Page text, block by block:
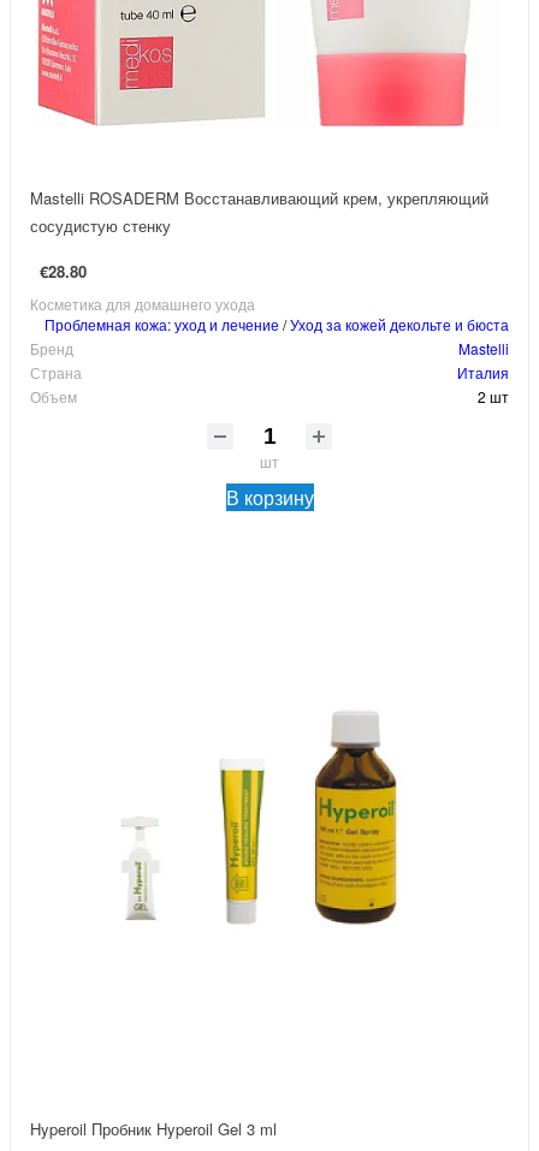
Mastelli ROSADERM Восстанавливающий крем, укрепляющий
сосудистую стенку
€28.80
Косметика для домашнего ухода
Проблемная кожа: уход и лечение /Уход за кожей декольте и бюста
Бренд
Mastelli
Страна
Италия
Объем
2 шт
шт
В корзину
Hyperoil Пробник Hyperoil Gel 3 ml